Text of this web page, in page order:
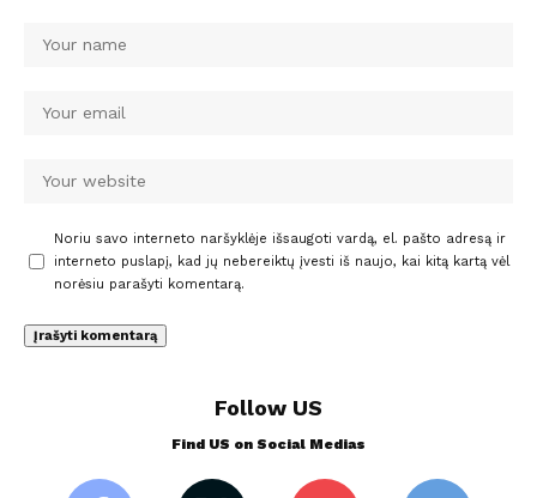
Noriu savo interneto naršyklėje išsaugoti vardą, el. pašto adresą ir
interneto puslapį, kad jų nebereiktų įvesti iš naujo, kai kitą kartą vėl
norėsiu parašyti komentarą.
Follow US
Find US on Social Medias